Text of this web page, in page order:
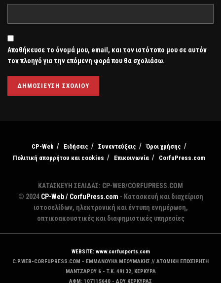
Αποθήκευσε το όνομά μου, email, και τον ιστότοπο μου σε αυτόν
τον πλοηγό για την επόμενη φορά που θα σχολιάσω.
CP-Web Ειδήσεις Συνεντεύξεις
Όροι χρήσης
Πολιτική απορρήτου και cookies
Επικοινωνία CorfuPress.com
ΚΑΤΑΣΚΕΥΗ ΣΕΛΙΔΑΣ: CP-WEB/CORFUPRESS.COM
© 2024 CP-Web / CorfuPress.com - Κατασκευή και διαχείριση
ιστοσελίδων, ηλεκτρονική και έντυπη ενημέρωση,
οπτικοακουστικές και διαφημιστικές υπηρεσίες
WEBSITE: www.corfusports.com
C.P.WEB-CORFUPRESS.COM - ΕΜΜΑΝΟΥΗΛ ΜΕΘΥΜΑΚΗΣ // ΑΤΟΜΙΚΗ ΕΠΙΧΕΙΡΗΣΗ
MANTZAΡΟΥ 6 - T.K. 49132, ΚΕΡΚΥΡΑ
ΑΦΜ: 107115640 - ΔΟΥ ΚΕΡΚΥΡΑΣ